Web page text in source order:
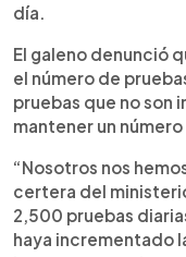
día.
El galeno denunció
el número de
pruebas que no son
mantener un
“Nosotros nos
certera del
2,500 pruebas
haya incrementado